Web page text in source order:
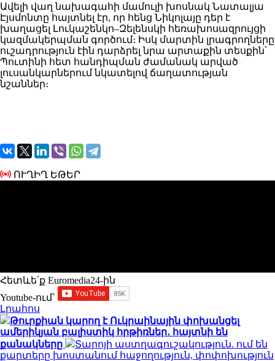
Ավելի վաղ նախագահի մամուլի խոսնակ Նատալյա
Էյսմոնտը հայտնել էր, որ հենց Նիկոլայը դեր է
խաղացել Լուկաշենկո–Զելենսկի հեռախոսազրույցի
կազմակերպման գործում։ Իսկ մարտին լրագրողները
ուշադրություն էին դարձրել նրա արտաքին տեսքին՝
Պուտինի հետ հանդիպման ժամանակ արված
լուսանկարներում նկատելով ճաղատության
նշաններ։
ՈՒՂԻՂ ԵԹԵՐ
Հետևե՛ք Euromedia24-ին
Youtube-ում`
Լրահոս
Թուրքիան կարող է Ուկրաինային փոխանցել
ամերիկյան բալիստիկ հրթիռներ․ հայտնի են
քանակները
Տարոյի աստղագուշակություն. ում են
քարտերը խոստանում հաջողություն, փոփոխություն